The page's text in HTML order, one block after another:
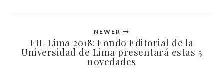
NEWER
FIL Lima 2018: Fondo Editorial de la
Universidad de Lima presentará estas 5
novedades